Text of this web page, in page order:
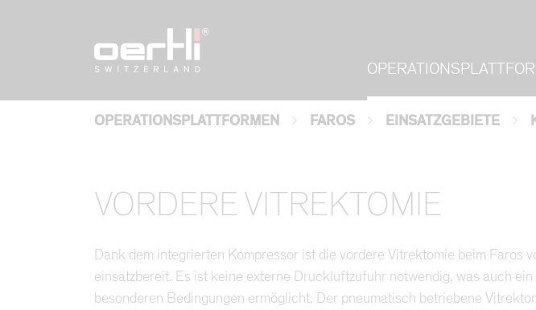
OPERATIONSPLATTFORMEN FAROS EINSATZGEBIETE
VORDERE VITREKTOMIE
Dank dem integrierten Kompressor ist die vordere Vitrektomie beim Faros
einsatzbereit. Es ist keine externe Druckluftzufuhr notwendig, was auch
besonderen Bedingungen ermöglicht. Der pneumatisch betriebene